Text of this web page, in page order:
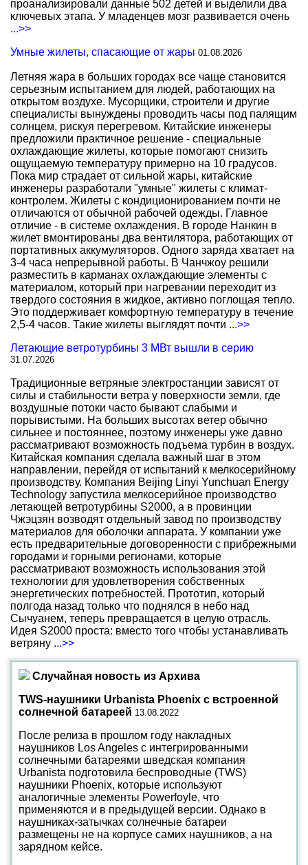
проанализировали данные 502 детей и выделили два
ключевых этапа. У младенцев мозг развивается очень
...>>
Умные жилеты, спасающие от жары 01.08.2026
Летняя жара в больших городах все чаще становится
серьезным испытанием для людей, работающих на
открытом воздухе. Мусорщики, строители и другие
специалисты вынуждены проводить часы под палящим
солнцем, рискуя перегревом. Китайские инженеры
предложили практичное решение - специальные
охлаждающие жилеты, которые помогают снизить
ощущаемую температуру примерно на 10 градусов.
Пока мир страдает от сильной жары, китайские
инженеры разработали "умные" жилеты с климат-
контролем. Жилеты с кондиционированием почти не
отличаются от обычной рабочей одежды. Главное
отличие - в системе охлаждения. В городе Нанкин в
жилет вмонтированы два вентилятора, работающих от
портативных аккумуляторов. Одного заряда хватает на
3-4 часа непрерывной работы. В Чанчжоу решили
разместить в карманах охлаждающие элементы с
материалом, который при нагревании переходит из
твердого состояния в жидкое, активно поглощая тепло.
Это поддерживает комфортную температуру в течение
2,5-4 часов. Такие жилеты выглядят почти ...>>
Летающие ветротурбины 3 МВт вышли в серию
31.07.2026
Традиционные ветряные электростанции зависят от
силы и стабильности ветра у поверхности земли, где
воздушные потоки часто бывают слабыми и
порывистыми. На больших высотах ветер обычно
сильнее и постояннее, поэтому инженеры уже давно
рассматривают возможность подъема турбин в воздух.
Китайская компания сделала важный шаг в этом
направлении, перейдя от испытаний к мелкосерийному
производству. Компания Beijing Linyi Yunchuan Energy
Technology запустила мелкосерийное производство
летающей ветротурбины S2000, а в провинции
Чжэцзян возводят отдельный завод по производству
материалов для оболочки аппарата. У компании уже
есть предварительные договоренности с прибрежными
городами и горными регионами, которые
рассматривают возможность использования этой
технологии для удовлетворения собственных
энергетических потребностей. Прототип, который
полгода назад только что поднялся в небо над
Сычуанем, теперь превращается в целую отрасль.
Идея S2000 проста: вместо того чтобы устанавливать
ветряну ...>>
Случайная новость из Архива
TWS-наушники Urbanista Phoenix с встроенной
солнечной батареей 13.08.2022
После релиза в прошлом году накладных
наушников Los Angeles с интегрированными
солнечными батареями шведская компания
Urbanista подготовила беспроводные (TWS)
наушники Phoenix, которые используют
аналогичные элементы Powerfoyle, что
применяются и в предыдущей версии. Однако в
наушниках-затычках солнечные батареи
размещены не на корпусе самих наушников, а на
зарядном кейсе.